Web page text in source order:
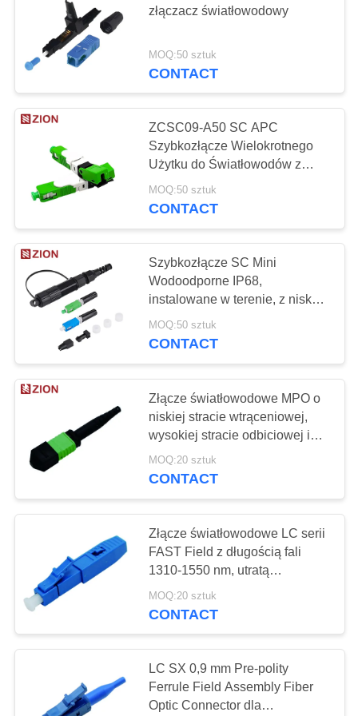
złączacz światłowodowy
MOQ:50 sztuk
CONTACT
ZCSC09-A50 SC APC
Szybkozłącze Wielokrotnego
Użytku do Światłowodów z
Wysokim Wskaźnikiem
Powodzenia Instalacji
MOQ:50 sztuk
CONTACT
Szybkozłącze SC Mini
Wodoodporne IP68,
instalowane w terenie, z niską
stratą wtrąceniową do
zastosowań zewnętrznych
MOQ:50 sztuk
CONTACT
Złącze światłowodowe MPO o
niskiej stracie wtrąceniowej,
wysokiej stracie odbiciowej i
szerokim zakresie temperatur
pracy
MOQ:20 sztuk
CONTACT
Złącze światłowodowe LC serii
FAST Field z długością fali
1310-1550 nm, utratą
wstawienia ≤ 0,3 dB i utratą
zwrotu ≥ 55 dB
MOQ:20 sztuk
CONTACT
LC SX 0,9 mm Pre-polity
Ferrule Field Assembly Fiber
Optic Connector dla